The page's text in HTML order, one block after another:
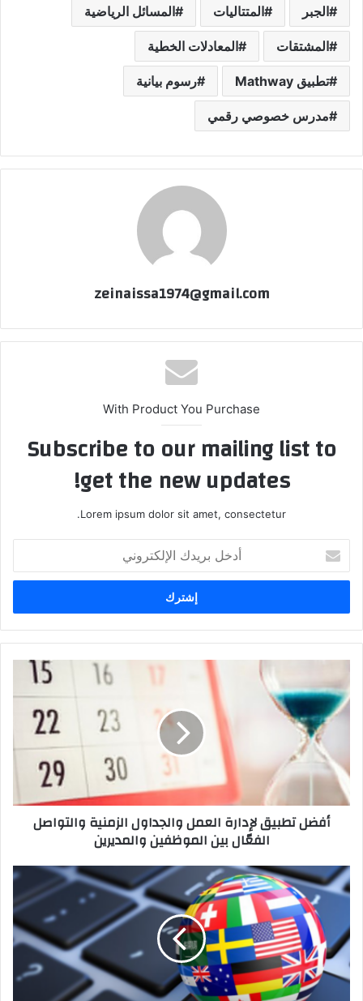
الجبر المتتاليات المسائل الرياضية
المشتقات المعادلات الخطية
تطبيق Mathway رسوم بيانية
مدرس خصوصي رقمي
zeinaissa1974@gmail.com
With Product You Purchase
Subscribe to our mailing list to
get the new updates!
Lorem ipsum dolor sit amet, consectetur.
بريدك
الإلكتروني
تطبيق
لإدارة
العمل
والجداول
الزمنية
والتواصل
الفعّال
بين
الموظفين
أفضل تطبيق لإدارة العمل والجداول الزمنية والتواصل
الفعّال بين الموظفين والمديرين
تطبيق
All
Language
Translator
للترجمة
الاحترافية
إلى